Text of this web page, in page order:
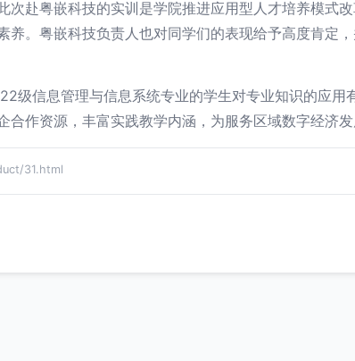
赴粤嵌科技的实训是学院推进应用型人才培养模式
养。粤嵌科技负责人也对同学们的表现给予高度肯定
级信息管理与信息系统专业的学生对专业知识的应
作资源，丰富实践教学内涵，为服务区域数字经济发
31.html